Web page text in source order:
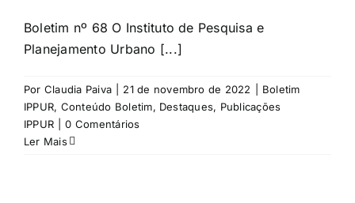
Boletim nº 68 O Instituto de Pesquisa e
Planejamento Urbano [...]
Por Claudia Paiva 21 de novembro de 2022
Boletim
IPPUR, Conteúdo Boletim, Destaques, Publicações
IPPUR
0 Comentários
Ler Mais